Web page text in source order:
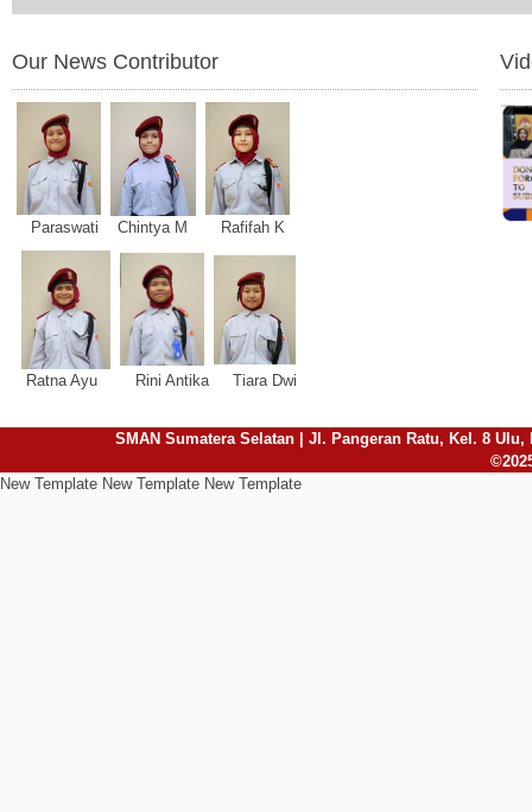
Our News Contributor
Paraswati Chintya M Rafifah K
Ratna Ayu Rini Antika Tiara Dwi
SMAN Sumatera Selatan | Jl. Pangeran Ratu, Kel. 8 Ulu,
New Template New Template New Template